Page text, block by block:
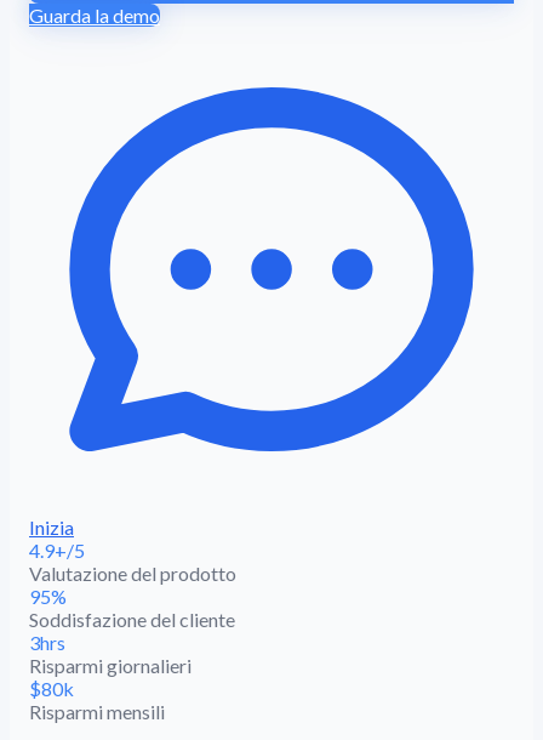
Guarda la demo
Inizia
4.9+/5
Valutazione del prodotto
95%
Soddisfazione del cliente
3hrs
Risparmi giornalieri
$80k
Risparmi mensili